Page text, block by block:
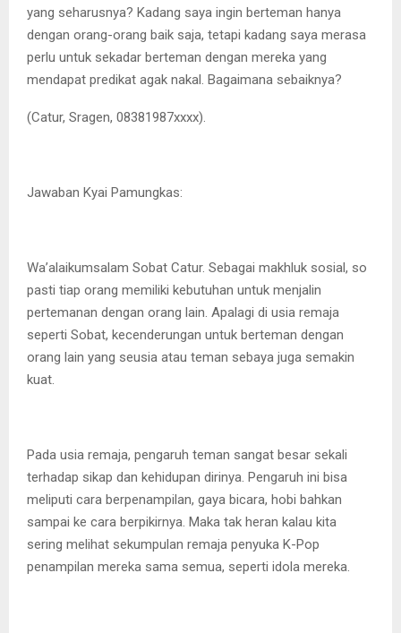
yang seharusnya? Kadang saya ingin berteman hanya
dengan orang-orang baik saja, tetapi kadang saya merasa
perlu untuk sekadar berteman dengan mereka yang
mendapat predikat agak nakal. Bagaimana sebaiknya?
(Catur, Sragen, 08381987xxxx).
Jawaban Kyai Pamungkas:
Wa’alaikumsalam Sobat Catur. Sebagai makhluk sosial, so
pasti tiap orang memiliki kebutuhan untuk menjalin
pertemanan dengan orang lain. Apalagi di usia remaja
seperti Sobat, kecenderungan untuk berteman dengan
orang lain yang seusia atau teman sebaya juga semakin
kuat.
Pada usia remaja, pengaruh teman sangat besar sekali
terhadap sikap dan kehidupan dirinya. Pengaruh ini bisa
meliputi cara berpenampilan, gaya bicara, hobi bahkan
sampai ke cara berpikirnya. Maka tak heran kalau kita
sering melihat sekumpulan remaja penyuka K-Pop
penampilan mereka sama semua, seperti idola mereka.